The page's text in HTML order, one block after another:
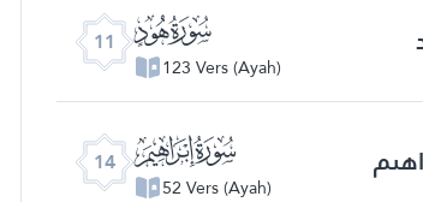
11 ﮗ
123 Vers (Ayah)
14 ﮚ
52 Vers (Ayah)